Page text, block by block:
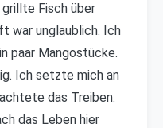
grillte Fisch über
war unglaublich. Ich
paar Mangostücke.
Ich setzte mich an
das Treiben.
das Leben hier